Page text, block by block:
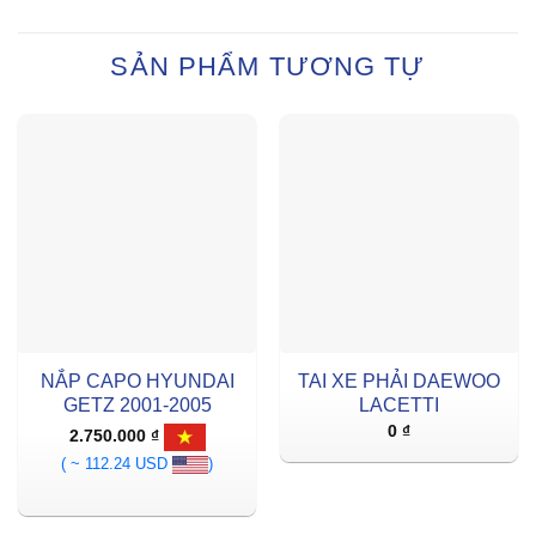
SẢN PHẨM TƯƠNG TỰ
NẮP CAPO HYUNDAI
GETZ 2001-2005
2.750.000 ₫
( ~ 112.24 USD
)
TAI XE PHẢI DAEWOO
LACETTI
0 ₫